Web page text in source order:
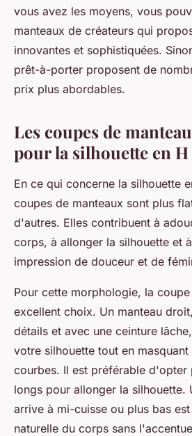
vous avez les moyens, vous
manteaux de créateurs qui
innovantes et sophistiquées.
prêt-à-porter proposent de
prix plus abordables.
Les coupes de
pour la silhouette en H
En ce qui concerne la silhouette
coupes de manteaux sont plus
d'autres. Elles contribuent à
corps, à allonger la silhouette et
impression de douceur et de
Pour cette morphologie, la
excellent choix. Un manteau
détails et avec une ceinture
votre silhouette tout en
courbes. Il est préférable d'opter
longs pour allonger la silhouette.
arrive à mi-cuisse ou plus bas
naturelle du corps sans